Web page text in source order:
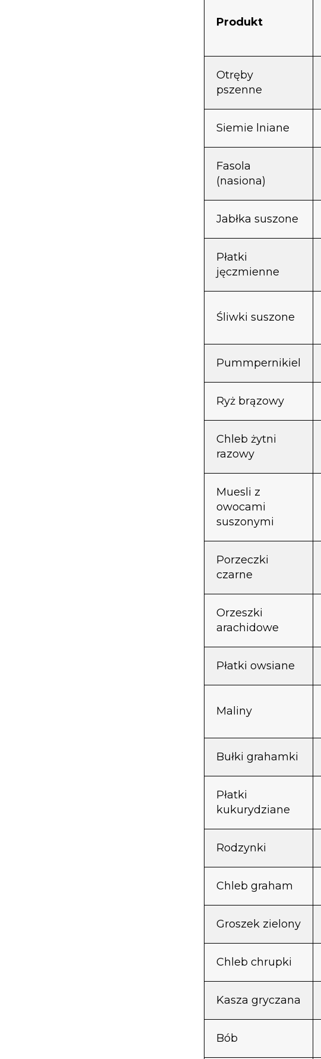
Produkt
Otręby
pszenne
Siemie lniane
Fasola
(nasiona)
Jabłka suszone
Płatki
jęczmienne
Śliwki suszone
Pummpernikiel
Ryż brązowy
Chleb żytni
razowy
Muesli z
owocami
suszonymi
Porzeczki
czarne
Orzeszki
arachidowe
Płatki owsiane
Maliny
Bułki grahamki
Płatki
kukurydziane
Rodzynki
Chleb graham
Groszek zielony
Chleb chrupki
Kasza gryczana
Bób